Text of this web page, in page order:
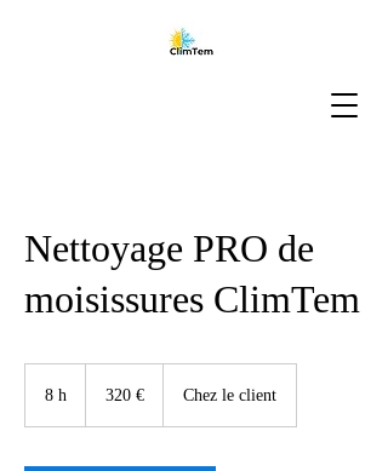
Nettoyage PRO de
moisissures ClimTem
8 h 320 € Chez le client